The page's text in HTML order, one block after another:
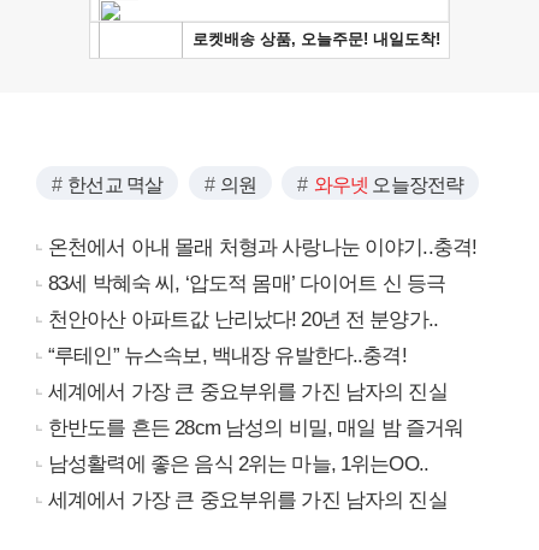
한선교 멱살 의원 와우넷 오늘장전략
온천에서 아내 몰래 처형과 사랑나눈 이야기..충격!
83세 박혜숙 씨, ‘압도적 몸매’ 다이어트 신 등극
천안아산 아파트값 난리났다! 20년 전 분양가..
“루테인” 뉴스속보, 백내장 유발한다..충격!
세계에서 가장 큰 중요부위를 가진 남자의 진실
한반도를 흔든 28cm 남성의 비밀, 매일 밤 즐거워
남성활력에 좋은 음식 2위는 마늘, 1위는OO..
세계에서 가장 큰 중요부위를 가진 남자의 진실